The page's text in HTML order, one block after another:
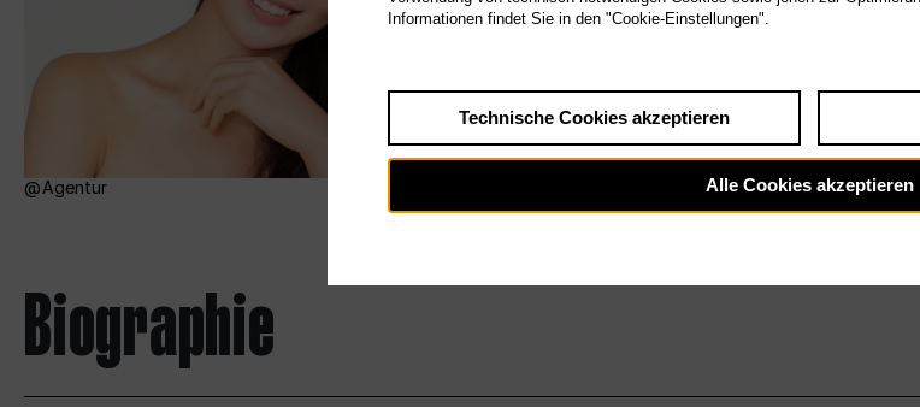
Agentur
Biographie
Informationen findet Sie in den "Cookie-Einstellungen".
Technische Cookies akzeptieren
Alle Cookies akzeptieren